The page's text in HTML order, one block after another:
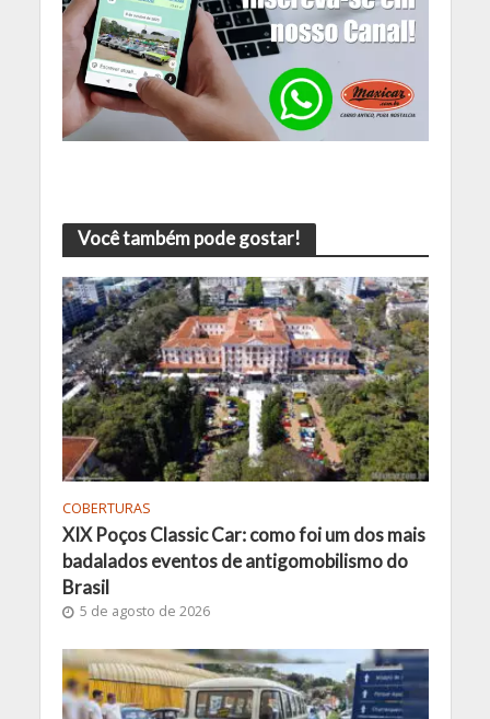
Você também pode gostar!
COBERTURAS
XIX Poços Classic Car: como foi um dos mais
badalados eventos de antigomobilismo do
Brasil
5 de agosto de 2026